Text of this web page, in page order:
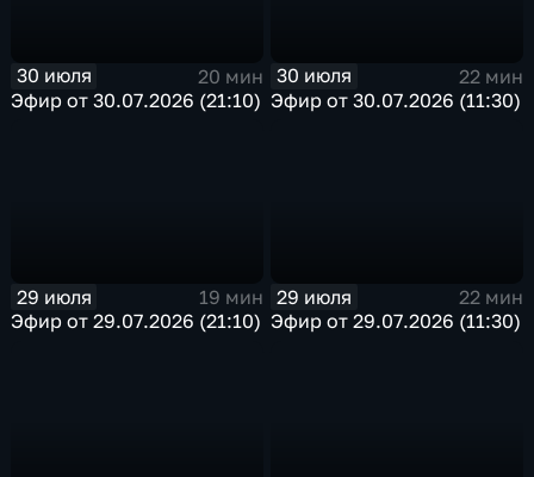
30 июля
20 мин
Эфир от 30.07.2026 (21:10)
30 июля
22 мин
Эфир от 30.07.2026 (11:30)
29 июля
19 мин
Эфир от 29.07.2026 (21:10)
29 июля
22 мин
Эфир от 29.07.2026 (11:30)